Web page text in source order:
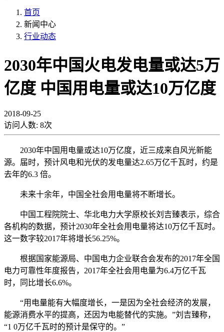
首页
新闻中心
行业动态
2030年中国火电发电量或达5万
亿度 中国用电量或达10万亿度
2018-09-25
访问人数: 8次
2030年中国用电量或达10万亿度，近三成来自风光新能
源。届时，预计风电和光伏的发电量达2.65万亿千瓦时，约是
去年的6.3 倍。
未来十余年，中国全社会用电量将不断增长。
中国工程院院士、华北电力大学原校长刘吉臻表示，综合
各机构的数据，预计2030年全社会用电量将达10万亿千瓦时。
这一数字较2017年将增长56.25%。
根据国家能源局、中国电力企业联合会发布的2017年全国
电力可靠性年度报告，2017年全社会用电量为6.4万亿千瓦
时，同比增长6.6%。
“用电量能有大幅度增长，一是因为全社会经济的发展，
能源消费水平的提高，还因为电能替代的实施。”刘吉臻称，
“1 0万亿千瓦时的预计是保守的。”